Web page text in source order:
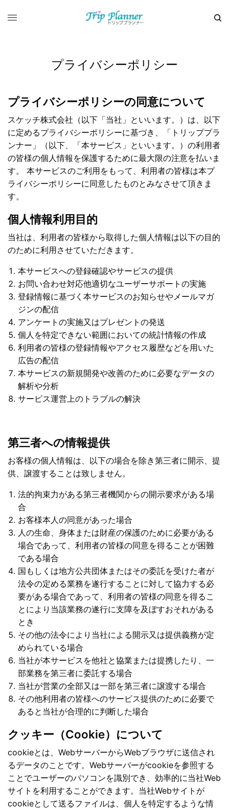
プライバシーポリシー
プライバシーポリシーの同意について
スケッチ株式会社（以下「当社」といいます。）は、以下
に定めるプライバシーポリシーに基づき、「トリッププラ
ンナー」（以下、「本サービス」といいます。）の利用者
の皆様の個人情報を保護するために最大限の注意を払いま
す。 本サービスのご利用をもって、利用者の皆様は本プ
ライバシーポリシーに同意したものとみなさせて頂きま
す。
個人情報利用目的
当社は、利用者の皆様から取得した個人情報は以下の目的
のために利用させていただきます。
本サービスへの登録確認やサービスの提供
お問い合わせ対応他適切なユーザーサポートの実施
登録情報に基づく本サービスのお知らせやメールマガ
ジンの配信
アンケートの実施又はプレゼントの発送
個人を特定できない範囲においての統計情報の作成
利用者の皆様の登録情報やアクセス履歴などを用いた
広告の配信
本サービスの新規開発や改善のために必要なデータの
解析や分析
サービス運営上のトラブルの解決
第三者への情報提供
お客様の個人情報は、以下の場合を除き第三者に開示、提
供、譲渡することは致しません。
法的拘束力がある第三者機関からの開示要求がある場
合
お客様本人の同意があった場合
人の生命、身体または財産の保護のために必要がある
場合であって、利用者の皆様の同意を得ることが困難
である場合
国もしくは地方公共団体またはその委託を受けた者が
法令の定める業務を遂行することに対して協力する必
要がある場合であって、利用者の皆様の同意を得るこ
とにより当該業務の遂行に支障を及ぼすおそれがある
とき
その他の法令により当社による開示又は提供義務が定
められている場合
当社が本サービスを他社と協業または提携したり、一
部業務を第三者に委託する場合
当社が営業の全部又は一部を第三者に譲渡する場合
その他利用者の皆様へのサービス提供のために必要で
あると当社が合理的に判断した場合
クッキー（Cookie）について
cookieとは、WebサーバーからWebブラウザに送信され
るデータのことです。Webサーバーがcookieを参照する
ことでユーザーのパソコンを識別でき、効率的に当社Web
サイトを利用することができます。当社Webサイトが
cookieとして送るファイルは、個人を特定するような情